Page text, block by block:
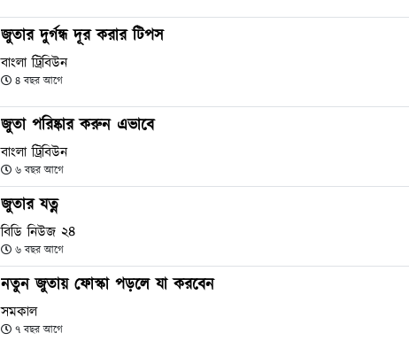
জুতার দুর্গন্ধ দূর করার টিপস
বাংলা ট্রিবিউন
৪ বছর আগে
জুতা পরিষ্কার করুন এভাবে
বাংলা ট্রিবিউন
৬ বছর আগে
জুতার যত্ন
বিডি নিউজ ২৪
৬ বছর আগে
নতুন জুতায় ফোস্কা পড়লে যা করবেন
সমকাল
৭ বছর আগে